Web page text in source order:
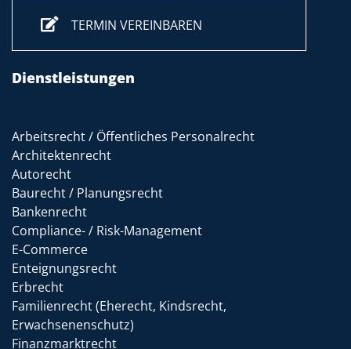
TERMIN VEREINBAREN
Dienstleistungen
Arbeitsrecht / Öffentliches Personalrecht
Architektenrecht
Autorecht
Baurecht / Planungsrecht
Bankenrecht
Compliance- / Risk-Management
E-Commerce
Enteignungsrecht
Erbrecht
Familienrecht (Eherecht, Kindsrecht,
Erwachsenenschutz)
Finanzmarktrecht